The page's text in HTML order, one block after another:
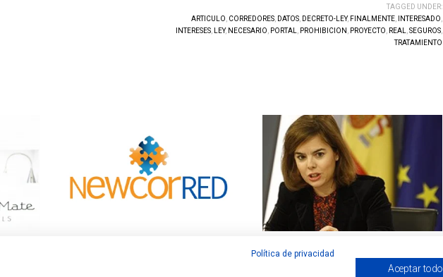
TAGGED UNDER:
ARTICULO CORREDORES DATOS DECRETO-LEY, FINALMENTE INTERESADO
INTERESES
LEY, NECESARIO PORTAL PROHIBICION PROYECTO REAL SEGUROS
TRATAMIENTO
estimación de la pensión pública
Política de privacidad
Aceptar todo